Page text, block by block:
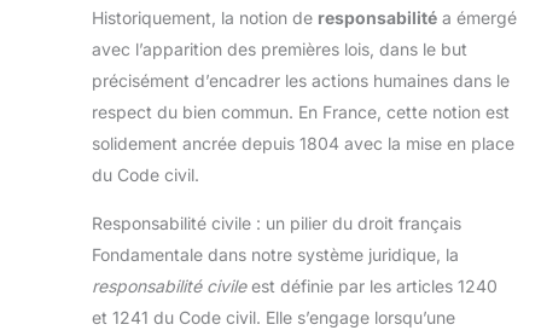
Historiquement, la notion de responsabilité a émergé
avec l’apparition des premières lois, dans le but
précisément d’encadrer les actions humaines dans le
respect du bien commun. En France, cette notion est
solidement ancrée depuis 1804 avec la mise en place
du Code civil.
Responsabilité civile : un pilier du droit français
Fondamentale dans notre système juridique, la
responsabilité civileest définie par les articles 1240
et 1241 du Code civil. Elle s’engage lorsqu’une